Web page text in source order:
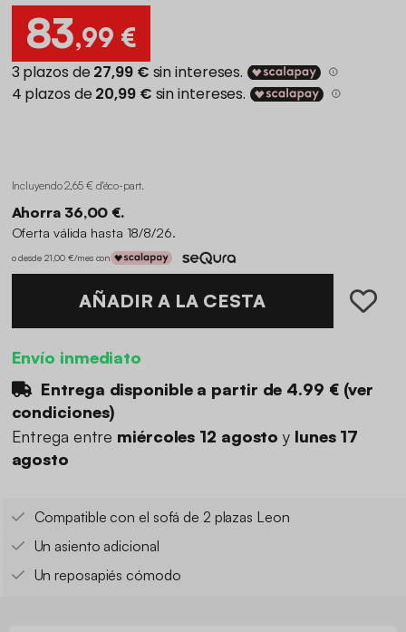
83,99 €
Incluyendo 2,65 € d'éco-part.
Ahorra 36,00 €.
Oferta válida hasta 18/8/26.
o desde 21,00 €/mes con
AÑADIR A LA CESTA
Envío inmediato
Entrega disponible a partir de 4.99 €(ver
condiciones)
Entrega entre miércoles 12 agostoy lunes 17
agosto
Compatible con el sofá de 2 plazas Leon
Un asiento adicional
Un reposapiés cómodo